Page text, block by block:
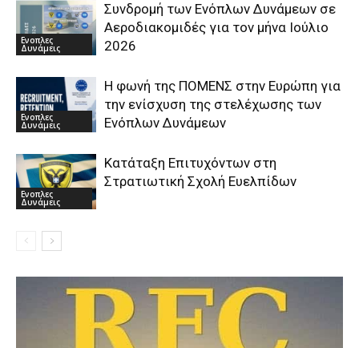
Ενοπλες
Δυνάμεις
Συνδρομή των Ενόπλων Δυνάμεων σε
Αεροδιακομιδές για τον μήνα Ιούλιο
2026
Ενοπλες
Δυνάμεις
Η φωνή της ΠΟΜΕΝΣ στην Ευρώπη για
την ενίσχυση της στελέχωσης των
Ενόπλων Δυνάμεων
Ενοπλες
Δυνάμεις
Κατάταξη Επιτυχόντων στη
Στρατιωτική Σχολή Ευελπίδων